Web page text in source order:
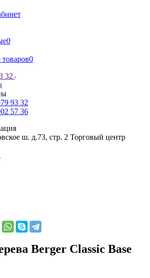
0
0
32
93 32
57 36
ш. д.73, стр. 2 Торговый центр
Berger Classic Base